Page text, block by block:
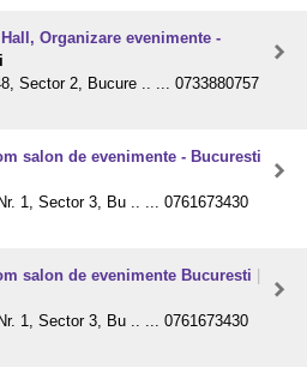
Organizare evenimente -
Sector 2, Bucure .. ... 0733880757
salon de evenimente - Bucuresti
1, Sector 3, Bu .. ... 0761673430
salon de evenimente Bucuresti
1, Sector 3, Bu .. ... 0761673430